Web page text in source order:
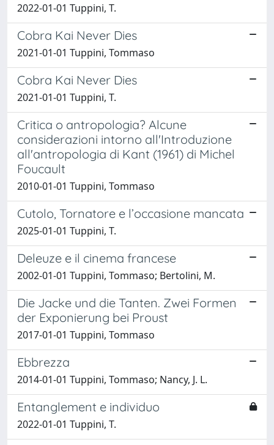
2022-01-01 Tuppini, T.
Cobra Kai Never Dies
2021-01-01 Tuppini, Tommaso
Cobra Kai Never Dies
2021-01-01 Tuppini, T.
Critica o antropologia? Alcune
considerazioni intorno all'Introduzione
all'antropologia di Kant (1961) di Michel
Foucault
2010-01-01 Tuppini, Tommaso
Cutolo, Tornatore e l’occasione mancata
2025-01-01 Tuppini, T.
Deleuze e il cinema francese
2002-01-01 Tuppini, Tommaso; Bertolini, M.
Die Jacke und die Tanten. Zwei Formen
der Exponierung bei Proust
2017-01-01 Tuppini, Tommaso
Ebbrezza
2014-01-01 Tuppini, Tommaso; Nancy, J. L.
Entanglement e individuo
2022-01-01 Tuppini, T.